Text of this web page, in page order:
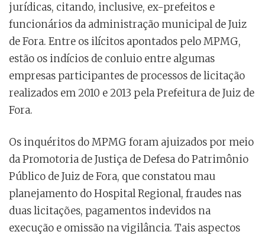
jurídicas, citando, inclusive, ex-prefeitos e
funcionários da administração municipal de Juiz
de Fora. Entre os ilícitos apontados pelo MPMG,
estão os indícios de conluio entre algumas
empresas participantes de processos de licitação
realizados em 2010 e 2013 pela Prefeitura de Juiz de
Fora.
Os inquéritos do MPMG foram ajuizados por meio
da Promotoria de Justiça de Defesa do Patrimônio
Público de Juiz de Fora, que constatou mau
planejamento do Hospital Regional, fraudes nas
duas licitações, pagamentos indevidos na
execução e omissão na vigilância. Tais aspectos